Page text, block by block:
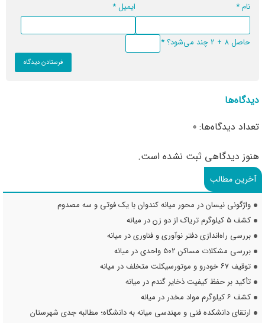
نام* ایمیل*
حاصل 8 + 2 چند می‌شود؟ *
دیدگاه‌ها
تعداد دیدگاه‌ها: 0
هنوز دیدگاهی ثبت نشده است.
آخرین مطالب
واژگونی نیسان در محور میانه کندوان با یک فوتی و سه مصدوم
کشف ۵ کیلوگرم تریاک از دو زن در میانه
بررسی راه‌اندازی دفتر نوآوری و فناوری در میانه
بررسی مشکلات مساکن ۵۰۲ واحدی در میانه
توقیف ۶۷ خودرو و موتورسیکلت متخلف در میانه
تأکید بر حفظ کیفیت ذخایر گندم در میانه
کشف ۶ کیلوگرم مواد مخدر در میانه
ارتقای دانشکده فنی و مهندسی میانه به دانشگاه؛ مطالبه جدی شهرستان